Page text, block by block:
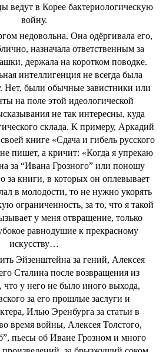
ведут в Корее бактериологическую
войну.
недовольна. Она одёргивала его,
назначала ответственным за
держала на коротком поводке.
интеллигенция не всегда была
Нет, были обычные завистники или
на поле этой идеологической
не так интересны, куда
склада. К примеру, Аркадий
книге «Сдача и гибель русского
пишет, а кричит: «Когда я упрекаю
за “Ивана Грозного” или поношу
за книги, в которых он оплевывает
в молодости, то не нужно укорять
ограниченность, за то, что я такой
у меня отвращение, только
равнодушие к прекрасному
искусству…
Эйзенштейна за гений, Алексея
Сталина после возвращения из
что у него не было иного выхода,
за его прошлые заслуги и
Илью Эренбурга за статьи в
время войны, Алексея Толстого,
пьесы об Иване Грозном и много